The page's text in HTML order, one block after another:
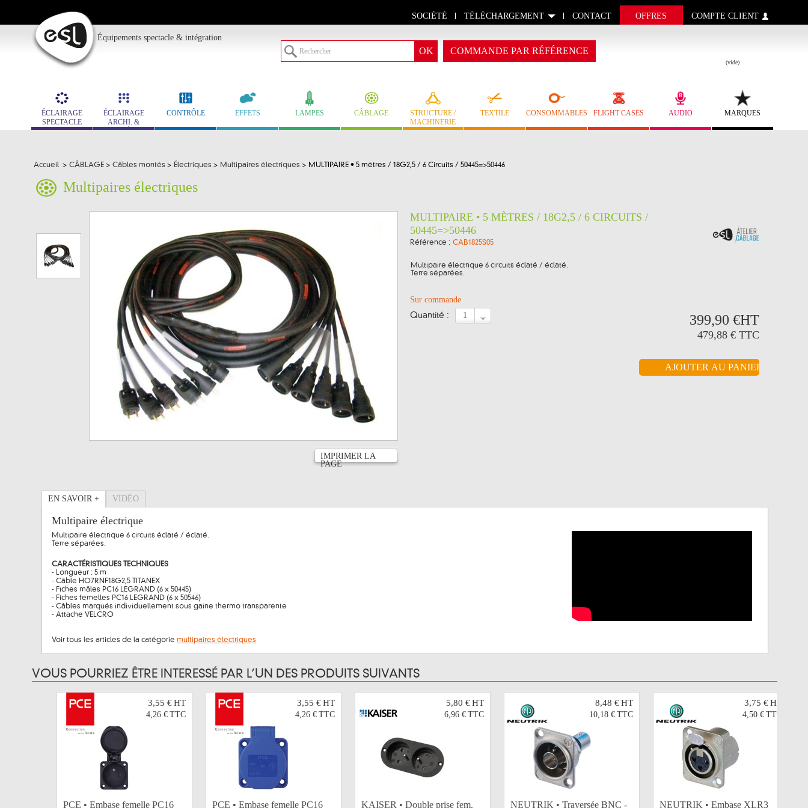
SOCIÉTÉ TÉLÉCHARGEMENT CONTACT OFFRES COMPTE CLIENT
Équipements spectacle & intégration
(vide)
COMMANDE PAR RÉFÉRENCE
ÉCLAIRAGE
SPECTACLE
ÉCLAIRAGE
ARCHI. &
MUSÉO.
CONTRÔLE EFFETS LAMPES CÂBLAGE
STRUCTURE /
MACHINERIE
TEXTILE CONSOMMABLES FLIGHT CASES AUDIO MARQUES
Accueil > CÂBLAGE > Câbles montés > Électriques > Multipaires électriques > MULTIPAIRE • 5 mètres / 18G2,5 / 6 Circuits / 50445=>50446
Multipaires électriques
IMPRIMER LA
PAGE
MULTIPAIRE • 5 MÈTRES / 18G2,5 / 6 CIRCUITS /
50445=>50446
Référence : CAB1825S05
Multipaire électrique 6 circuits éclaté / éclaté.
Terre séparées.
Sur commande
quantité : 399,90 €HT
479,88 € TTC
EN SAVOIR + VIDÉO
Multipaire électrique
Multipaire électrique 6 circuits éclaté / éclaté.
Terre séparées.
CARACTÉRISTIQUES TECHNIQUES
- Longueur : 5 m
- Câble HO7RNF18G2,5 TITANEX
- Fiches mâles PC16 LEGRAND (6 x 50445)
- Fiches femelles PC16 LEGRAND (6 x 50546)
- Câbles marqués individuellement sous gaine thermo transparente
- Attache VELCRO
Voir tous les articles de la catégorie multipaires électriques
VOUS POURRIEZ ÊTRE INTERESSÉ PAR L’UN DES PRODUITS SUIVANTS
3,55 €HT
4,26 € TTC
PCE • Embase femelle PC16
3,55 €HT
4,26 € TTC
PCE • Embase femelle PC16
5,80 €HT
6,96 € TTC
KAISER • Double prise fem.
8,48 €HT
10,18 € TTC
NEUTRIK • Traversée BNC -
3,75 €HT
4,50 € TTC
NEUTRIK • Embase XLR3